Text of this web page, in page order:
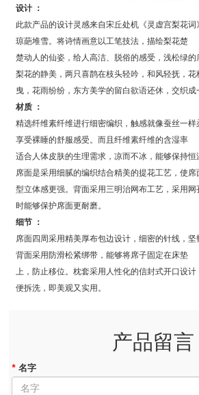
设计 ：
此款产品的设计灵感来自宋丘处机《灵虚宫梨花
琼葩堆雪。将诗情画意以工笔技法，描绘梨花楚
楚动人的仙姿，给人高洁、脱俗的感受，浅松绿的
梨花的静美，两只喜鹊在枝头轻吟，和风轻抚，花
曳，花雨纷纷，东方美学的留白欲语还休，交织成
材质 ：
精选纤维素纤维进行细密编织，触感就像蚕丝一
享受裸睡的舒服感受。而且纤维素纤维的含湿率
适合人体皮肤的生理需求，凉而不冰，能够保持恒
席面是采用细腻的编织结合精美的提花工艺，使席
型立体感更强。背面采用三明治网布工艺，采用
时能够保护席面更耐磨。
细节 ：
席面四周采用精美厚布包边设计，细密的针线，
背面采用防滑松紧绑带，能够将席子固定在床垫
上，防止移位。枕套采用人性化的信封式开口设
便拆洗，即美观又实用。
产品留言
* 名字